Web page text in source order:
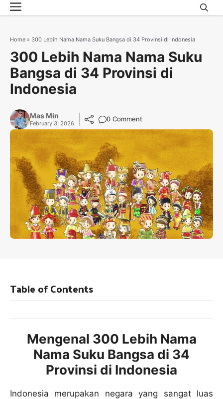
Skip
to
Menu
Home » 300 Lebih Nama Nama Suku Bangsa di 34 Provinsi di Indonesia
300 Lebih Nama Nama Suku
Bangsa di 34 Provinsi di
Indonesia
Mas Min
February 3, 2026
0 Comment
Mengenal 300 Lebih Nama
Nama Suku Bangsa di 34
Provinsi di Indonesia
Indonesia merupakan negara yang sangat luas
Table of Contents